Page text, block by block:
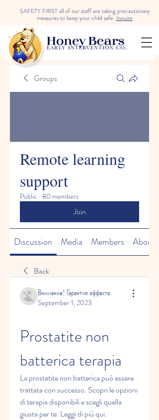
SAFETY FIRST all of our staff are taking precautionary
measures to keep your child safe.Inquire
Groups
Remote learning
support
Public · 80 members
Join
Discussion Media Members About
Back
Внимание! Гарантия эффекта
September 1, 2023
Prostatite non
batterica terapia
La prostatite non batterica può essere
trattata con successo. Scopri le opzioni
di terapia disponibili e scegli quella
giusta per te. Leggi di più qui.